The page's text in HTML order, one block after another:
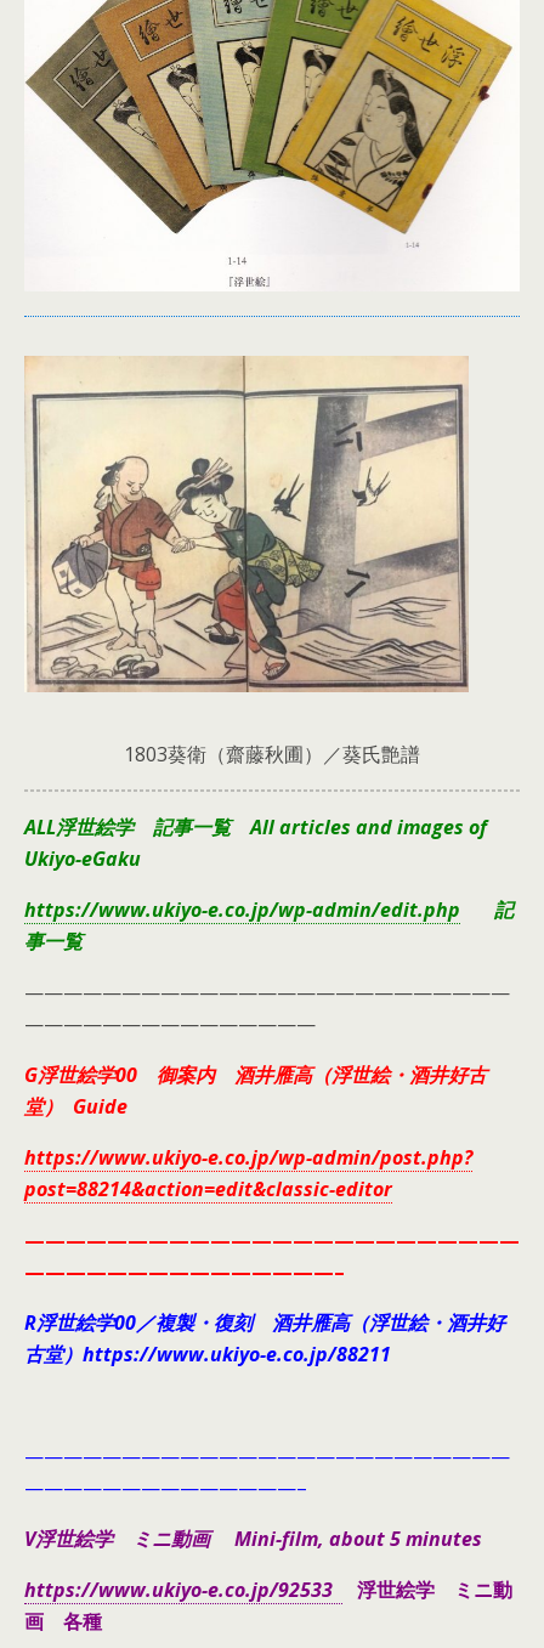
1803葵衛（齋藤秋圃）／葵氏艶譜
ALL浮世絵学 記事一覧 All articles and images of
Ukiyo-eGaku
https://www.ukiyo-e.co.jp/wp-admin/edit.php 記
事一覧
—————————————————————————
———————————————
G浮世絵学00 御案内 酒井雁高（浮世絵・酒井好古
堂） Guide
https://www.ukiyo-e.co.jp/wp-admin/post.php?
post=88214&action=edit&classic-editor
————————————————————————
———————————————–
R浮世絵学00／複製・復刻 酒井雁高（浮世絵・酒井好
古堂）https://www.ukiyo-e.co.jp/88211
—————————————————————————
——————————————–
V浮世絵学 ミニ動画 Mini-film, about 5 minutes
https://www.ukiyo-e.co.jp/92533
浮世絵学 ミニ動
画 各種